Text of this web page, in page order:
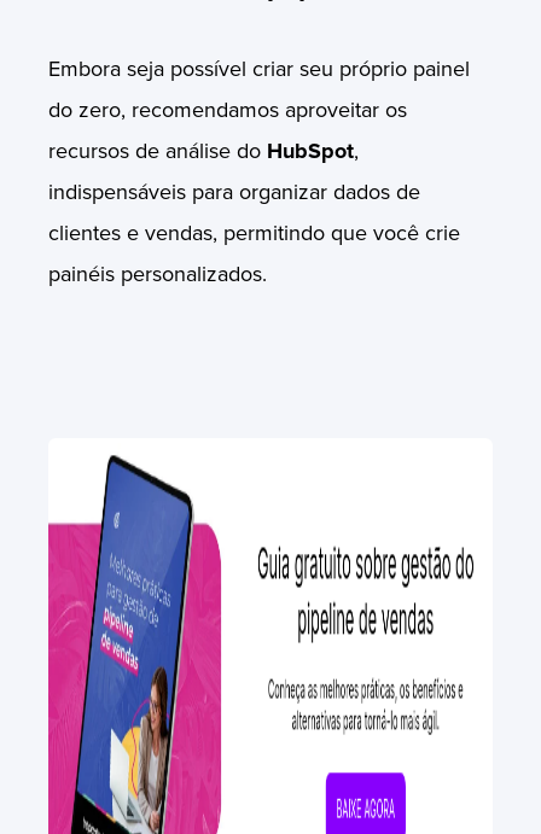
Embora seja possível criar seu próprio painel
do zero, recomendamos aproveitar os
recursos de análise do HubSpot,
indispensáveis ​​para organizar dados de
clientes e vendas, permitindo que você crie
painéis personalizados.